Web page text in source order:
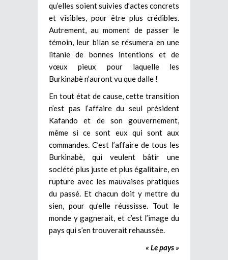
qu’elles soient suivies d’actes concrets
et visibles, pour être plus crédibles.
Autrement, au moment de passer le
témoin, leur bilan se résumera en une
litanie de bonnes intentions et de
vœux pieux pour laquelle les
Burkinabè n’auront vu que dalle !
En tout état de cause, cette transition
n’est pas l’affaire du seul président
Kafando et de son gouvernement,
même si ce sont eux qui sont aux
commandes. C’est l’affaire de tous les
Burkinabè, qui veulent bâtir une
société plus juste et plus égalitaire, en
rupture avec les mauvaises pratiques
du passé. Et chacun doit y mettre du
sien, pour qu’elle réussisse. Tout le
monde y gagnerait, et c’est l’image du
pays qui s’en trouverait rehaussée.
« Le pays »